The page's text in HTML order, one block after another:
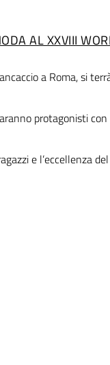
AL XXVIII
a Roma, si
protagonisti
e l’eccellenza